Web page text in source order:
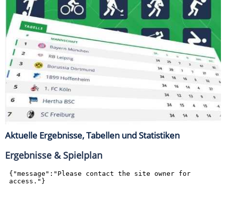
Aktuelle Ergebnisse, Tabellen und Statistiken
Ergebnisse & Spielplan